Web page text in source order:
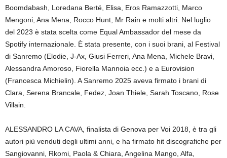
Boomdabash, Loredana Berté, Elisa, Eros Ramazzotti, Marco
Mengoni, Ana Mena, Rocco Hunt, Mr Rain e molti altri. Nel luglio
del 2023 è stata scelta come Equal Ambassador del mese da
Spotify internazionale. È stata presente, con i suoi brani, al Festival
di Sanremo (Elodie, J-Ax, Giusi Ferreri, Ana Mena, Michele Bravi,
Alessandra Amoroso, Fiorella Mannoia ecc.) e a Eurovision
(Francesca Michielin). A Sanremo 2025 aveva firmato i brani di
Clara, Serena Brancale, Fedez, Joan Thiele, Sarah Toscano, Rose
Villain.
ALESSANDRO LA CAVA, finalista di Genova per Voi 2018, è tra gli
autori più venduti degli ultimi anni, e ha firmato hit discografiche per
Sangiovanni, Rkomi, Paola & Chiara, Angelina Mango, Alfa,